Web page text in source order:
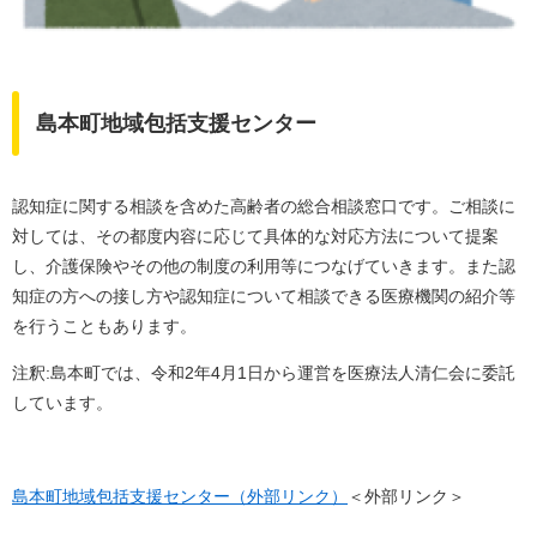
島本町地域包括支援センター
認知症に関する相談を含めた高齢者の総合相談窓口です。ご相談に
対しては、その都度内容に応じて具体的な対応方法について提案
し、介護保険やその他の制度の利用等につなげていきます。また認
知症の方への接し方や認知症について相談できる医療機関の紹介等
を行うこともあります。
注釈:島本町では、令和2年4月1日から運営を医療法人清仁会に委託
しています。
島本町地域包括支援センター（外部リンク） ＜外部リンク＞